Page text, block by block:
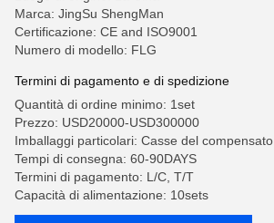
Marca: JingSu ShengMan
Certificazione: CE and ISO9001
Numero di modello: FLG
Termini di pagamento e di spedizione
Quantità di ordine minimo: 1set
Prezzo: USD20000-USD300000
Imballaggi particolari: Casse del compensato
Tempi di consegna: 60-90DAYS
Termini di pagamento: L/C, T/T
Capacità di alimentazione: 10sets